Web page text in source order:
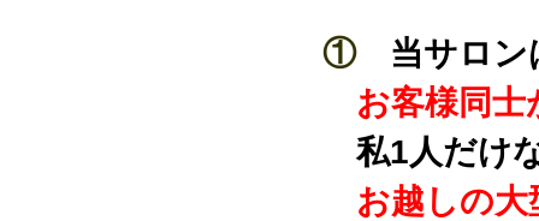
① 当サロ
お客様同
私1人だけ
お越しの大